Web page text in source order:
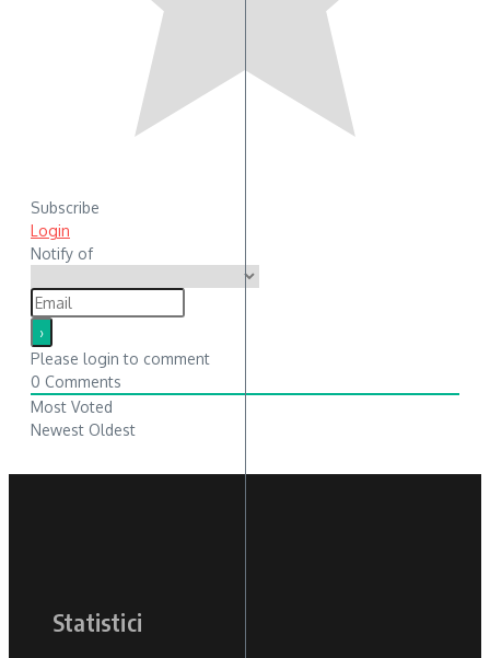
Subscribe
Login
Notify of
Please login to comment
0 Comments
Most Voted
Newest Oldest
Statistici